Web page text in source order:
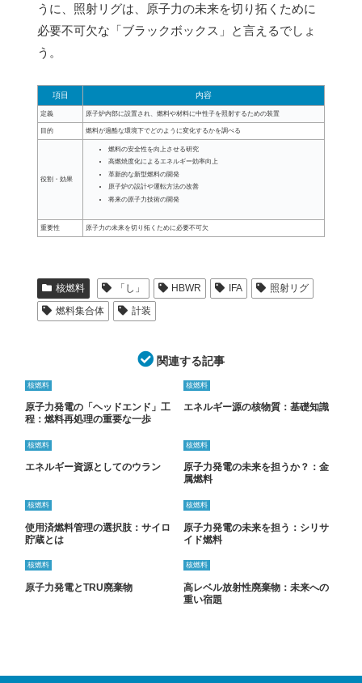
うに、照射リグは、原子力の未来を切り拓くために
必要不可欠な「ブラックボックス」と言えるでしょ
う。
項目 内容
定義 原子炉内部に設置され、燃料や材料に中性子を照射するための装置
目的 燃料が過酷な環境下でどのように変化するかを調べる
役割・効果
燃料の安全性を向上させる研究
高燃焼度化によるエネルギー効率向上
革新的な新型燃料の開発
原子炉の設計や運転方法の改善
将来の原子力技術の開発
重要性 原子力の未来を切り拓くために必要不可欠
核燃料 「し」 HBWR IFA
照射リグ
燃料集合体
計装
関連する記事
核燃料
原子力発電の「ヘッドエンド」工
程：燃料再処理の重要な一歩
核燃料
エネルギー源の核物質：基礎知識
核燃料
エネルギー資源としてのウラン
核燃料
原子力発電の未来を担うか？：金
属燃料
核燃料
使用済燃料管理の選択肢：サイロ
貯蔵とは
核燃料
原子力発電の未来を担う：シリサ
イド燃料
核燃料
原子力発電とTRU廃棄物
核燃料
高レベル放射性廃棄物：未来への
重い宿題